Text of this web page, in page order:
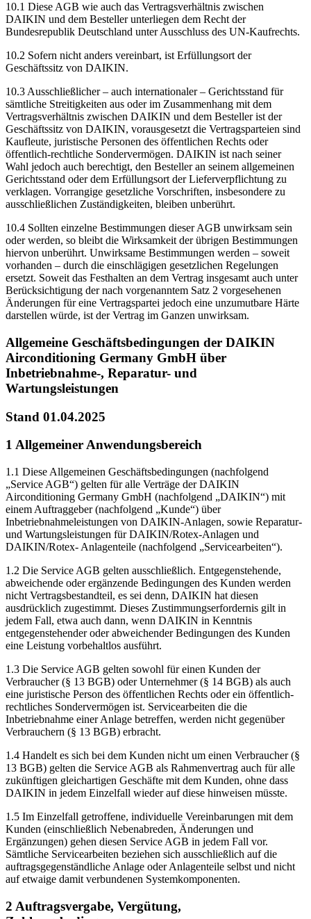
10.1 Diese AGB wie auch das Vertragsverhältnis zwischen
DAIKIN und dem Besteller unterliegen dem Recht der
Bundesrepublik Deutschland unter Ausschluss des UN-Kaufrechts.
10.2 Sofern nicht anders vereinbart, ist Erfüllungsort der
Geschäftssitz von DAIKIN.
10.3 Ausschließlicher – auch internationaler – Gerichtsstand für
sämtliche Streitigkeiten aus oder im Zusammenhang mit dem
Vertragsverhältnis zwischen DAIKIN und dem Besteller ist der
Geschäftssitz von DAIKIN, vorausgesetzt die Vertragsparteien sind
Kaufleute, juristische Personen des öffentlichen Rechts oder
öffentlich-rechtliche Sondervermögen. DAIKIN ist nach seiner
Wahl jedoch auch berechtigt, den Besteller an seinem allgemeinen
Gerichtsstand oder dem Erfüllungsort der Lieferverpflichtung zu
verklagen. Vorrangige gesetzliche Vorschriften, insbesondere zu
ausschließlichen Zuständigkeiten, bleiben unberührt.
10.4 Sollten einzelne Bestimmungen dieser AGB unwirksam sein
oder werden, so bleibt die Wirksamkeit der übrigen Bestimmungen
hiervon unberührt. Unwirksame Bestimmungen werden – soweit
vorhanden – durch die einschlägigen gesetzlichen Regelungen
ersetzt. Soweit das Festhalten an dem Vertrag insgesamt auch unter
Berücksichtigung der nach vorgenanntem Satz 2 vorgesehenen
Änderungen für eine Vertragspartei jedoch eine unzumutbare Härte
darstellen würde, ist der Vertrag im Ganzen unwirksam.
Allgemeine Geschäftsbedingungen der DAIKIN
Airconditioning Germany GmbH über
Inbetriebnahme-, Reparatur- und
Wartungsleistungen
Stand 01.04.2025
1 Allgemeiner Anwendungsbereich
1.1 Diese Allgemeinen Geschäftsbedingungen (nachfolgend
„Service AGB“) gelten für alle Verträge der DAIKIN
Airconditioning Germany GmbH (nachfolgend „DAIKIN“) mit
einem Auftraggeber (nachfolgend „Kunde“) über
Inbetriebnahmeleistungen von DAIKIN-Anlagen, sowie Reparatur-
und Wartungsleistungen für DAIKIN/Rotex-Anlagen und
DAIKIN/Rotex- Anlagenteile (nachfolgend „Servicearbeiten“).
1.2 Die Service AGB gelten ausschließlich. Entgegenstehende,
abweichende oder ergänzende Bedingungen des Kunden werden
nicht Vertragsbestandteil, es sei denn, DAIKIN hat diesen
ausdrücklich zugestimmt. Dieses Zustimmungserfordernis gilt in
jedem Fall, etwa auch dann, wenn DAIKIN in Kenntnis
entgegenstehender oder abweichender Bedingungen des Kunden
eine Leistung vorbehaltlos ausführt.
1.3 Die Service AGB gelten sowohl für einen Kunden der
Verbraucher (§ 13 BGB) oder Unternehmer (§ 14 BGB) als auch
eine juristische Person des öffentlichen Rechts oder ein öffentlich-
rechtliches Sondervermögen ist. Servicearbeiten die die
Inbetriebnahme einer Anlage betreffen, werden nicht gegenüber
Verbrauchern (§ 13 BGB) erbracht.
1.4 Handelt es sich bei dem Kunden nicht um einen Verbraucher (§
13 BGB) gelten die Service AGB als Rahmenvertrag auch für alle
zukünftigen gleichartigen Geschäfte mit dem Kunden, ohne dass
DAIKIN in jedem Einzelfall wieder auf diese hinweisen müsste.
1.5 Im Einzelfall getroffene, individuelle Vereinbarungen mit dem
Kunden (einschließlich Nebenabreden, Änderungen und
Ergänzungen) gehen diesen Service AGB in jedem Fall vor.
Sämtliche Servicearbeiten beziehen sich ausschließlich auf die
auftragsgegenständliche Anlage oder Anlagenteile selbst und nicht
auf etwaige damit verbundenen Systemkomponenten.
2 Auftragsvergabe, Vergütung,